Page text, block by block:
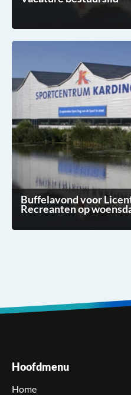
Buffelavond voor
Recreanten op
Hoofdmenu
Home